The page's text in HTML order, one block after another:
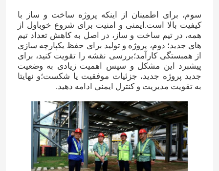
سوم، برای اطمینان از اینکه پروژه ساخت و ساز با
کیفیت بالا است.ایمنی و امنیت برای شروع خوباول از
همه، در تیم ساخت و ساز، در اصل به کاهش تعداد تیم
های جدید؛ دوم، پروژه و تولید برای حفظ یکپارچه سازی
از همبستگی کارآمد؛بررسی نقشه را تقویت کنید، برای
پیشبرد این مشکل و سپس اهمیت زیادی به وضعیت
جدید پروژه جدید، جزئیات موفقیت یا شکست؛و نهایتا
به تقویت مدیریت و کنترل ایمنی ادامه دهید.